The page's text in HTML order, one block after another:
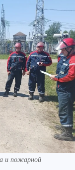
и пожарной